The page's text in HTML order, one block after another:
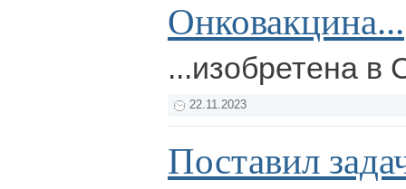
Онковакцина...
...изобретена
22.11.2023
Поставил